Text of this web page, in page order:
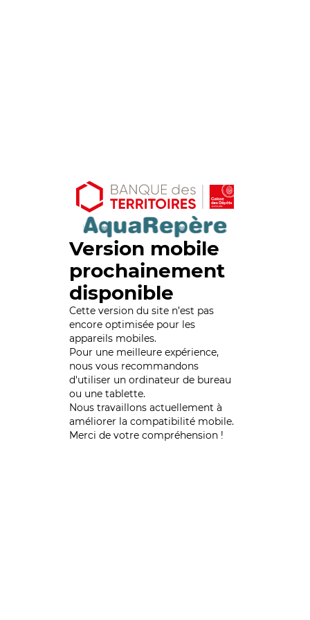
Version mobile
prochainement
disponible
Cette version du site n’est pas
encore optimisée pour les
appareils mobiles.
Pour une meilleure expérience,
nous vous recommandons
d'utiliser un ordinateur de bureau
ou une tablette.
Nous travaillons actuellement à
améliorer la compatibilité mobile.
Merci de votre compréhension !